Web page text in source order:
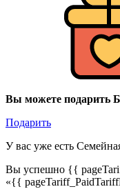
Вы можете подарить
Подарить
У вас уже есть
Вы успешно {{
«{{